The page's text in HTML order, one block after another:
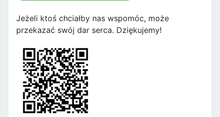
Jeżeli ktoś chciałby nas wspomóc, może
przekazać swój dar serca. Dziękujemy!